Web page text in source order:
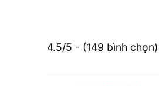
4.5/5 - (149 bình chọn)